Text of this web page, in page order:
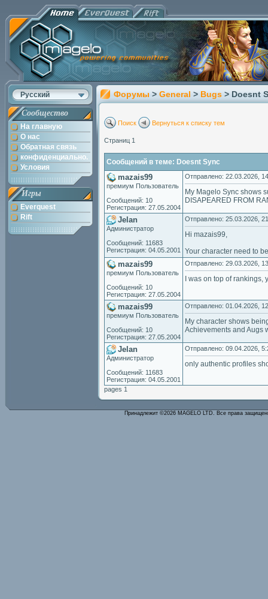
Русский
Сообщество
На главную
О нас
Обратная связь
конфиденциально.
Условия
Игры
Everquest
Rift
Форумы > General > Bugs > Doesnt
Поиск Вернуться к списку тем
Страниц 1
Сообщений в теме: Doesnt Sync
mazais99
премиум Пользователь
Сообщений: 10
Регистрация: 27.05.2004
Отправлено: 22.03.2026,
My Magelo Sync shows
DISAPEARED FROM
Jelan
Администратор
Сообщений: 11683
Регистрация: 04.05.2001
Отправлено: 25.03.2026,
Hi mazais99,
Your character need to
mazais99
премиум Пользователь
Сообщений: 10
Регистрация: 27.05.2004
Отправлено: 29.03.2026,
I was on top of
mazais99
премиум Пользователь
Сообщений: 10
Регистрация: 27.05.2004
Отправлено: 01.04.2026,
My character shows
Achievements and Augs
Jelan
Администратор
Сообщений: 11683
Регистрация: 04.05.2001
Отправлено: 09.04.2026,
only authentic profiles
pages 1
Принадлежит ©2026 MAGELO LTD. Все права